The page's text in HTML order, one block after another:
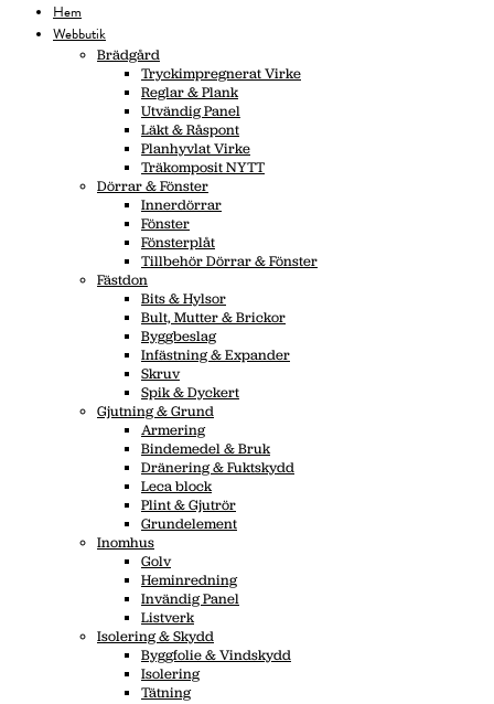
Hem
Webbutik
Brädgård
Tryckimpregnerat Virke
Reglar & Plank
Utvändig Panel
Läkt & Råspont
Planhyvlat Virke
Träkomposit NYTT
Dörrar & Fönster
Innerdörrar
Fönster
Fönsterplåt
Tillbehör Dörrar & Fönster
Fästdon
Bits & Hylsor
Bult, Mutter & Brickor
Byggbeslag
Infästning & Expander
Skruv
Spik & Dyckert
Gjutning & Grund
Armering
Bindemedel & Bruk
Dränering & Fuktskydd
Leca block
Plint & Gjutrör
Grundelement
Inomhus
Golv
Heminredning
Invändig Panel
Listverk
Isolering & Skydd
Byggfolie & Vindskydd
Isolering
Tätning